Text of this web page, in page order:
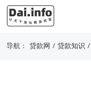
导航： 贷款网 / 贷款知识 /